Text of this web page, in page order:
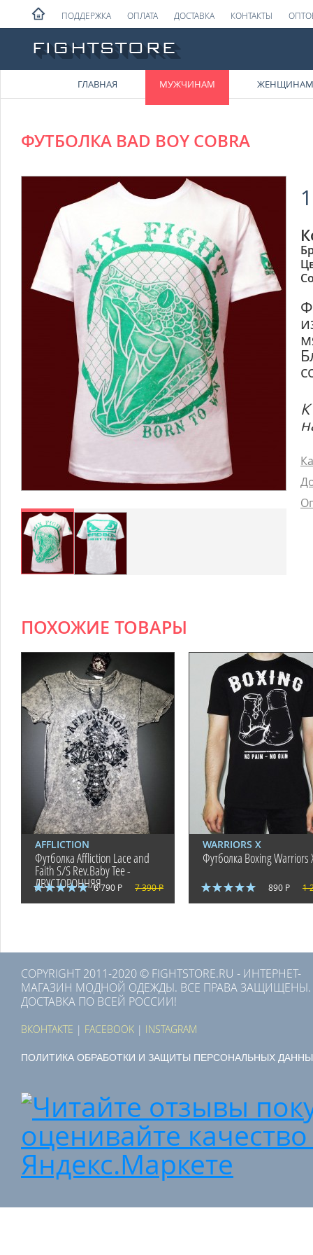
ПОДДЕРЖКА ОПЛАТА ДОСТАВКА КОНТАКТЫ
ГЛАВНАЯ МУЖЧИНАМ ЖЕНЩИНАМ
ФУТБОЛКА BAD BOY COBRA
ПОХОЖИЕ ТОВАРЫ
AFFLICTION
Футболка Affliction Lace and
Faith S/S Rev.Baby Tee -
ДВУСТОРОННЯЯ6 790 Р 7 390 Р
WARRIORS X
Футболка Boxing Warriors
890 Р 1
COPYRIGHT 2011-2020 © FIGHTSTORE.RU - ИНТЕРНЕТ-
МАГАЗИН МОДНОЙ ОДЕЖДЫ. ВСЕ ПРАВА ЗАЩИЩЕНЫ.
ДОСТАВКА ПО ВСЕЙ РОССИИ!
ВКОНТАКТЕ | FACEBOOK | INSTAGRAM
ПОЛИТИКА ОБРАБОТКИ И ЗАЩИТЫ ПЕРСОНАЛЬНЫХ